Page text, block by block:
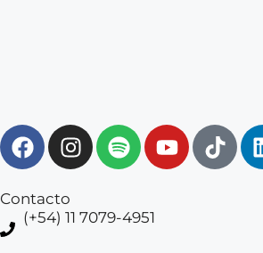
Contacto
(+54) 11 7079-4951